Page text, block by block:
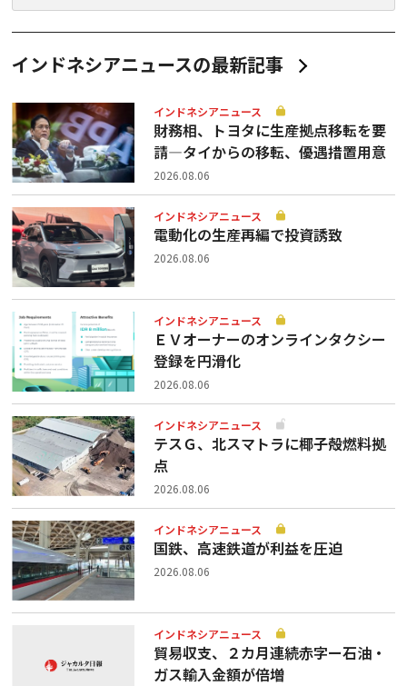
インドネシアニュースの最新記事
インドネシアニュース
財務相、トヨタに生産拠点移転を要
請—タイからの移転、優遇措置用意
2026.08.06
インドネシアニュース
電動化の生産再編で投資誘致
2026.08.06
インドネシアニュース
ＥＶオーナーのオンラインタクシー
登録を円滑化
2026.08.06
インドネシアニュース
テスＧ、北スマトラに椰子殻燃料拠
点
2026.08.06
インドネシアニュース
国鉄、高速鉄道が利益を圧迫
2026.08.06
インドネシアニュース
貿易収支、２カ月連続赤字ー石油・
ガス輸入金額が倍増